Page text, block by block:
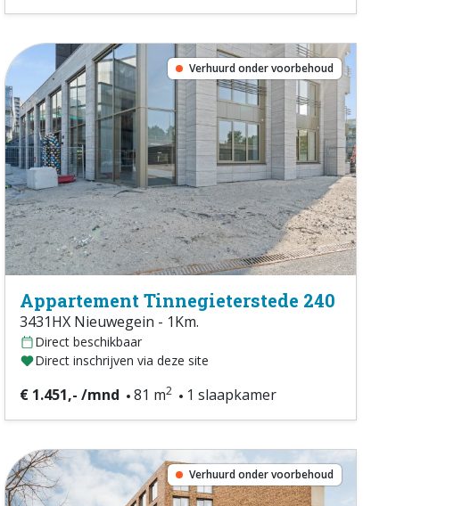
Verhuurd onder voorbehoud
Appartement Tinnegieterstede 240
3431HX Nieuwegein - 1Km.
Direct beschikbaar
Direct inschrijven via deze site
€ 1.451,- /mnd 81 m2 1 slaapkamer
Verhuurd onder voorbehoud